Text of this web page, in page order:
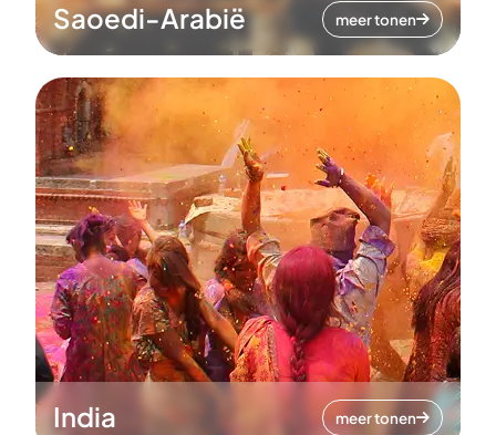
Saoedi-Arabië meer tonen
India meer tonen